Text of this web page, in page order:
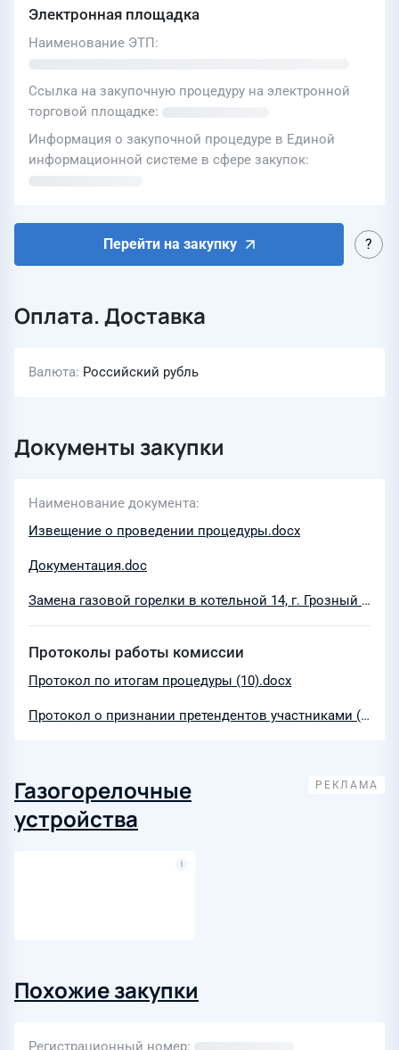
Электронная площадка
Наименование ЭТП
Ссылка на закупочную процедуру на электронной
торговой площадке
Информация о закупочной процедуре в Единой
информационной системе в сфере закупок
Перейти на закупку
Оплата. Доставка
Валюта Российский рубль
Документы закупки
Наименование документа
Извещение о проведении процедуры.docx
Документация.doc
Замена газовой горелки в котельной 14, г. Грозный -1 (1) (1).xlsx
Протоколы работы комиссии
Протокол по итогам процедуры (10).docx
Протокол о признании претендентов участниками (22).docx
Газогорелочные
устройства
Похожие закупки
Регистрационный номер